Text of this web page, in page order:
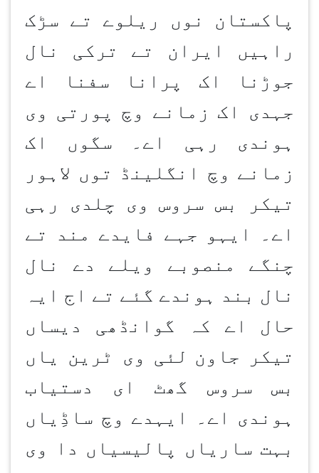
پاکستان نوں ریلوے تے سڑک
راہیں ایران تے ترکی نال
جوڑنا اک پرانا سفنا اے
جہدی اک زمانے وچ پورتی وی
ہوندی رہی اے۔ سگوں اک
زمانے وچ انگلینڈ توں لاہور
تیکر بس سروس وی چلدی رہی
اے۔ ایہو جہے فایدے مند تے
چنگے منصوبے ویلے دے نال
نال بند ہوندے گئے تے اج ایہ
حال اے کہ گوانڈھی دیساں
تیکر جاون لئی وی ٹرین یاں
بس سروس گھٹ ای دستیاب
ہوندی اے۔ ایہدے وچ ساڈِیاں
بہت ساریاں پالیسیاں دا وی